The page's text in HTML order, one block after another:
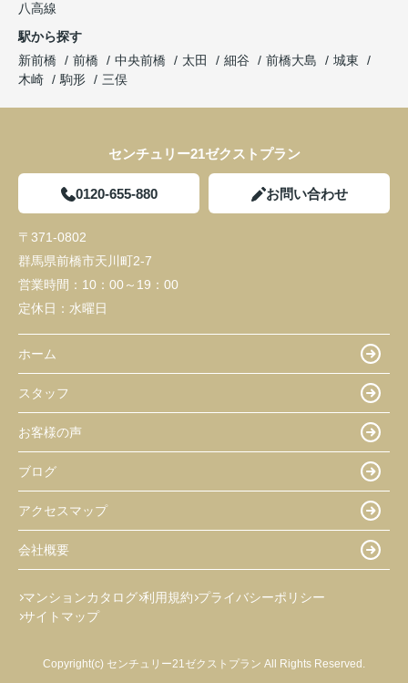
八高線
駅から探す
新前橋
前橋 中央前橋 太田 細谷 前橋大島
城東
木崎
駒形 三俣
センチュリー21ゼクストプラン
0120-655-880 お問い合わせ
〒371-0802
群馬県前橋市天川町2-7
営業時間： 10：00～19：00
定休日： 水曜日
ホーム
スタッフ
お客様の声
ブログ
アクセスマップ
会社概要
マンションカタログ 利用規約 プライバシーポリシー
サイトマップ
Copyright(c) センチュリー21ゼクストプラン All Rights Reserved.